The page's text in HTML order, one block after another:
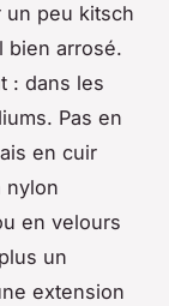
un peu kitsch
bien arrosé.
: dans les
Pas en
en cuir
nylon
en velours
un
extension